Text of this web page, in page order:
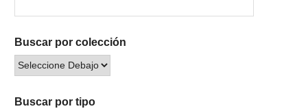
Buscar por colección
Buscar por tipo